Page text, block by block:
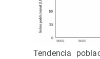
Tendencia